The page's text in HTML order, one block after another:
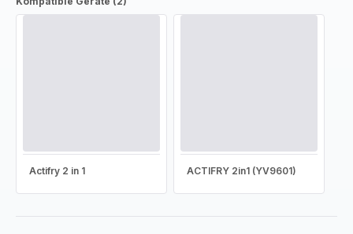
Actifry 2 in 1 ACTIFRY 2in1 (YV9601)